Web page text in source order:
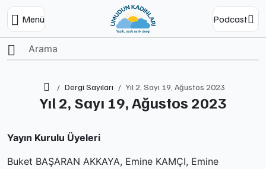
Menü Podcast
Ana SayfaDergi Sayıları Yıl 2, Sayı 19, Ağustos 2023
Yıl 2, Sayı 19, Ağustos 2023
Yayın Kurulu Üyeleri
Buket BAŞARAN AKKAYA, Emine KAMÇI, Emine